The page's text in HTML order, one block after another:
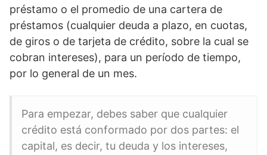
préstamo o el promedio de una cartera de
préstamos (cualquier deuda a plazo, en cuotas,
de giros o de tarjeta de crédito, sobre la cual se
cobran intereses), para un período de tiempo,
por lo general de un mes.
Para empezar, debes saber que cualquier
crédito está conformado por dos partes: el
capital, es decir, tu deuda y los intereses,